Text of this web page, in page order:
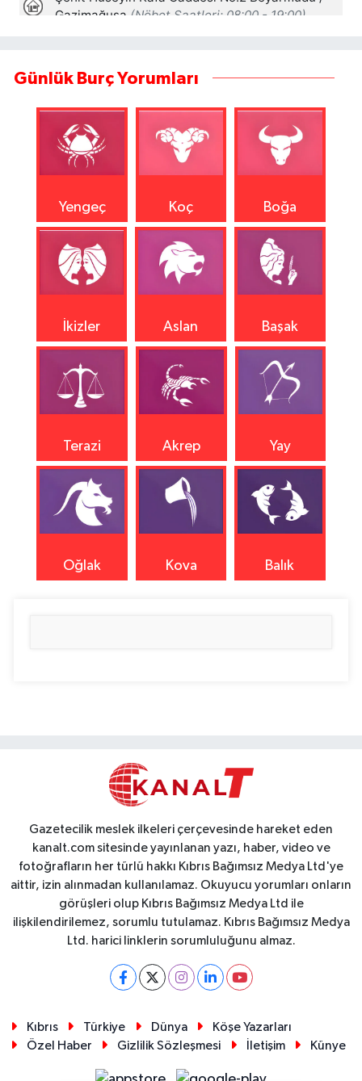
Günlük Burç Yorumları
Yengeç Koç Boğa
İkizler Aslan Başak
Terazi Akrep Yay
Oğlak Kova Balık
Gazetecilik meslek ilkeleri çerçevesinde hareket eden
kanalt.com sitesinde yayınlanan yazı, haber, video ve
fotoğrafların her türlü hakkı Kıbrıs Bağımsız Medya Ltd'ye
aittir, izin alınmadan kullanılamaz. Okuyucu yorumları onların
görüşleri olup Kıbrıs Bağımsız Medya Ltd ile
ilişkilendirilemez, sorumlu tutulamaz. Kıbrıs Bağımsız Medya
Ltd. harici linklerin sorumluluğunu almaz.
Kıbrıs Türkiye Dünya
Köşe Yazarları
Özel Haber
Gizlilik Sözleşmesi İletişim Künye